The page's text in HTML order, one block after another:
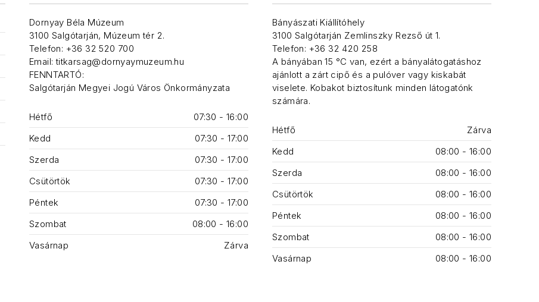
Dornyay Béla Múzeum
3100 Salgótarján, Múzeum tér 2.
Telefon: +36 32 520 700
Email: titkarsag@dornyaymuzeum.hu
FENNTARTÓ:
Salgótarján Megyei Jogú Város Önkormányzata
Hétfő
07:30 - 16:00
Kedd
07:30 - 17:00
Szerda
07:30 - 17:00
Csütörtök
07:30 - 17:00
Péntek
07:30 - 17:00
Szombat
08:00 - 16:00
Vasárnap
Zárva
Bányászati Kiállítóhely
3100 Salgótarján Zemlinszky Rezső út 1.
Telefon: +36 32 420 258
A bányában 15 °C van, ezért a bányalátogatáshoz
ajánlott a zárt cipő és a pulóver vagy kiskabát
viselete. Kobakot biztosítunk minden látogatónk
számára.
Hétfő
Zárva
Kedd
08:00 - 16:00
Szerda
08:00 - 16:00
Csütörtök
08:00 - 16:00
Péntek
08:00 - 16:00
Szombat
08:00 - 16:00
Vasárnap
08:00 - 16:00